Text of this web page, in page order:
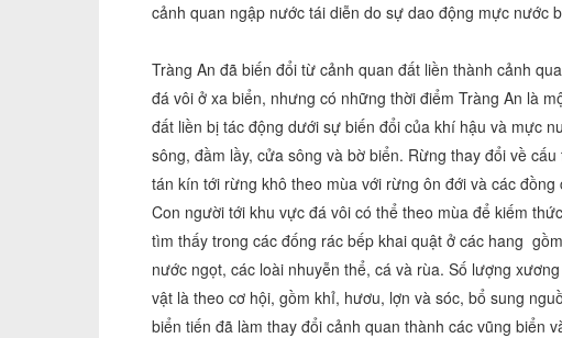
cảnh quan ngập nước tái diễn do sự dao động mực nước
Tràng An đã biến đổi từ cảnh quan đất liền thành cảnh
đá vôi ở xa biển, nhưng có những thời điểm Tràng An là
đất liền bị tác động dưới sự biến đổi của khí hậu và mực
sông, đầm lầy, cửa sông và bờ biển. Rừng thay đổi về
tán kín tới rừng khô theo mùa với rừng ôn đới và các
Con người tới khu vực đá vôi có thể theo mùa để kiếm
tìm thấy trong các đống rác bếp khai quật ở các hang
nước ngọt, các loài nhuyễn thể, cá và rùa. Số lượng
vật là theo cơ hội, gồm khỉ, hươu, lợn và sóc, bổ sung
biển tiến đã làm thay đổi cảnh quan thành các vũng biển